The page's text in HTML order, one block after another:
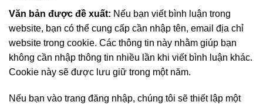
Văn bản được đề xuất: Nếu bạn viết bình luận trong
website, bạn có thể cung cấp cần nhập tên, email địa chỉ
website trong cookie. Các thông tin này nhằm giúp bạn
không cần nhập thông tin nhiều lần khi viết bình luận khác.
Cookie này sẽ được lưu giữ trong một năm.
Nếu bạn vào trang đăng nhập, chúng tôi sẽ thiết lập một